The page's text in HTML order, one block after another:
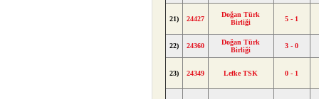
21) 24427
Doğan Türk
Birliği
5 - 1
22) 24360
Doğan Türk
Birliği
3 - 0
23) 24349 Lefke TSK 0 - 1